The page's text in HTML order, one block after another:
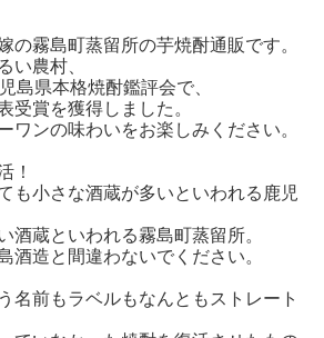
の霧島町蒸留所の芋焼酎通販です。
い農村、
島県本格焼酎鑑評会で、
受賞を獲得しました。
ワンの味わいをお楽しみください。
！
も小さな酒蔵が多いといわれる鹿児
酒蔵といわれる霧島町蒸留所。
酒造と間違わないでください。
名前もラベルもなんともストレート